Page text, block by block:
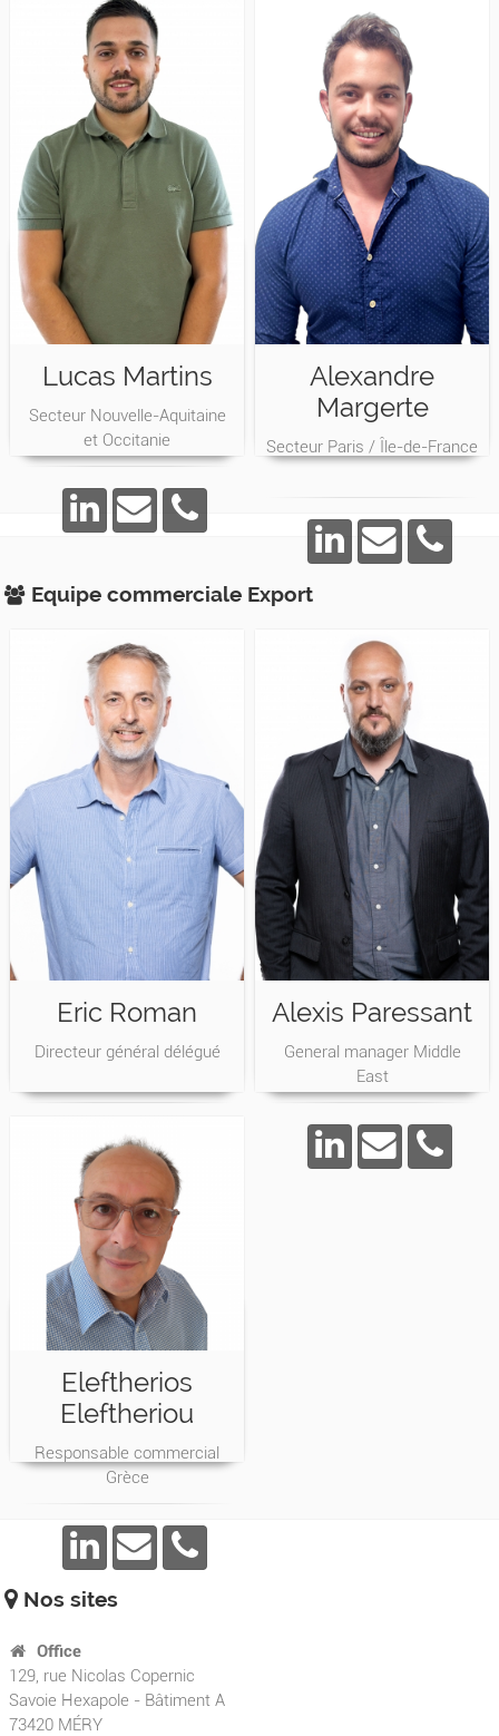
Lucas Martins
Secteur Nouvelle-Aquitaine
et Occitanie
Alexandre
Margerte
Secteur Paris / Île-de-France
Equipe commerciale Export
Eric Roman
Directeur général délégué
Alexis Paressant
General manager Middle
East
Eleftherios
Eleftheriou
Responsable commercial
Grèce
Nos sites
Office
129, rue Nicolas Copernic
Savoie Hexapole - Bâtiment A
73420 MÉRY